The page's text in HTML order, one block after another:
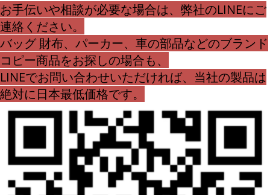
お手伝いや相談が必要な場合は、弊社のLINEにご
連絡ください。
バッグ 財布、パーカー、車の部品などのブランド
コピー商品をお探しの場合も、
LINEでお問い合わせいただければ、当社の製品は
絶対に日本最低価格です。